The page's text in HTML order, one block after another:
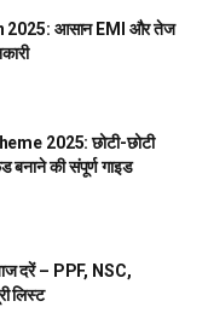
2025: आसान EMI और तेज
2025: छोटी-छोटी
की संपूर्ण गाइड
दरें – PPF, NSC,
लिस्ट